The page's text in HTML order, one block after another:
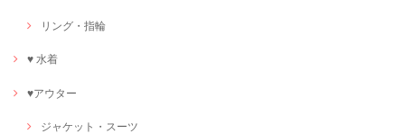
リング・指輪
♥ 水着
♥アウター
ジャケット・スーツ